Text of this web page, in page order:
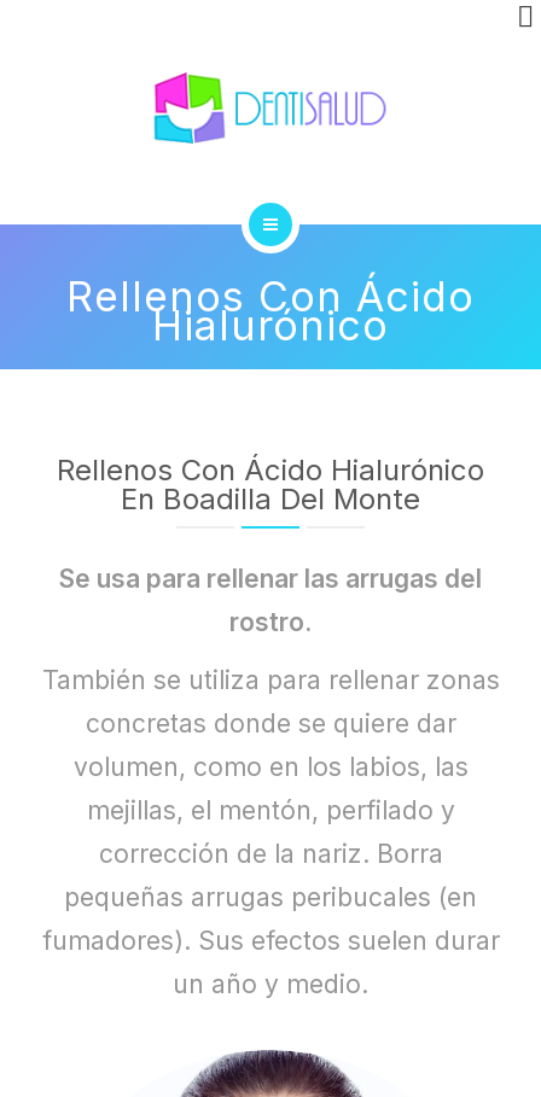
TRATAMIENTOS
INVISALIGN
Rellenos Con Ácido
Hialurónico
Rellenos Con Ácido Hialurónico
En Boadilla Del Monte
Se usa para rellenar las arrugas del
rostro.
También se utiliza para rellenar zonas
concretas donde se quiere dar
volumen, como en los labios, las
mejillas, el mentón, perfilado y
corrección de la nariz. Borra
pequeñas arrugas peribucales (en
fumadores). Sus efectos suelen durar
un año y medio.